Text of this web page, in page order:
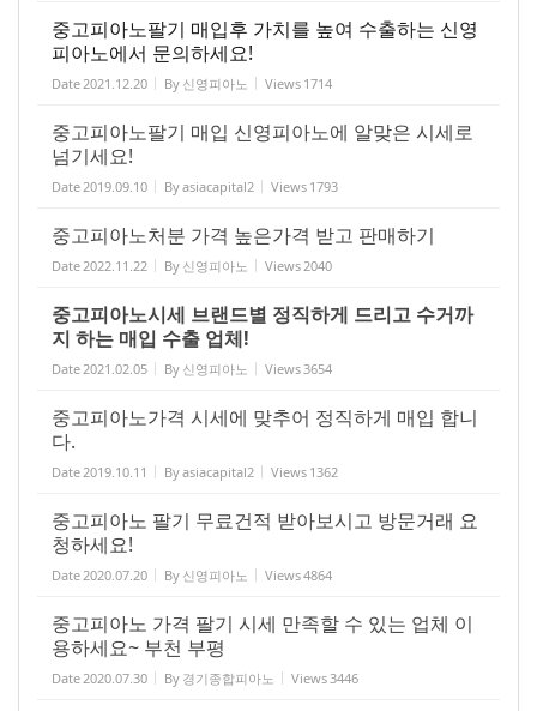
중고피아노팔기 매입후 가치를 높여 수출하는 신영
피아노에서 문의하세요!
Date 2021.12.20 By 신영피아노 Views 1714
중고피아노팔기 매입 신영피아노에 알맞은 시세로
넘기세요!
Date 2019.09.10 Byasiacapital2 Views 1793
중고피아노처분 가격 높은가격 받고 판매하기
Date 2022.11.22 By 신영피아노 Views 2040
중고피아노시세 브랜드별 정직하게 드리고 수거까
지 하는 매입 수출 업체!
Date 2021.02.05 By 신영피아노 Views 3654
중고피아노가격 시세에 맞추어 정직하게 매입 합니
다.
Date 2019.10.11 Byasiacapital2 Views 1362
중고피아노 팔기 무료건적 받아보시고 방문거래 요
청하세요!
Date 2020.07.20 By 신영피아노 Views4864
중고피아노 가격 팔기 시세 만족할 수 있는 업체 이
용하세요~ 부천 부평
Date 2020.07.30 By 경기종합피아노 Views 3446